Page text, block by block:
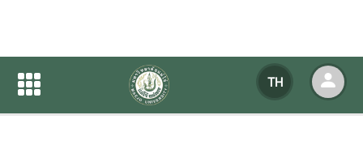
TH
ปฏิทินกิจกรรมของหน่วยงาน
ปฏิทินกิจกรรมของหน่วยงาน